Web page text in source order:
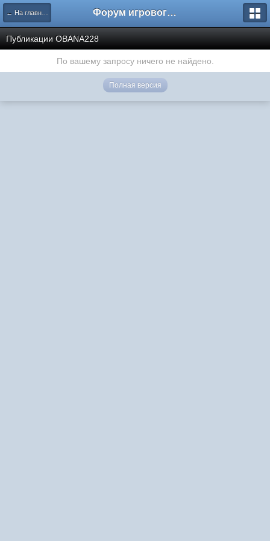
← На главную Форум игрового проекта Riverrise
Публикации OBANA228
По вашему запросу ничего не найдено.
Полная версия